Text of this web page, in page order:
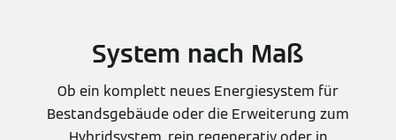
System nach Maß
Ob ein komplett neues Energiesystem für
Bestandsgebäude oder die Erweiterung zum